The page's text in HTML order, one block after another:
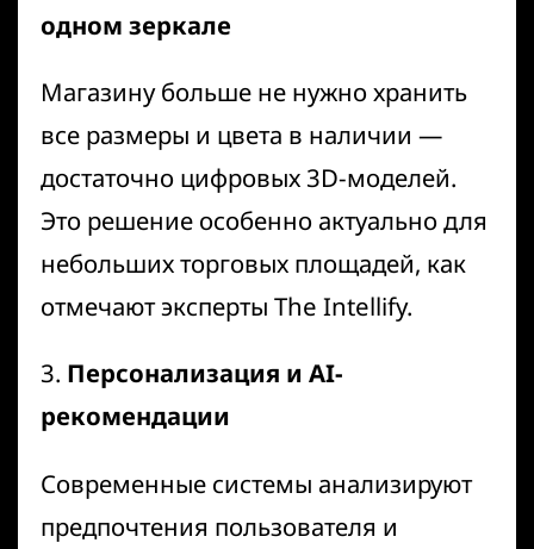
одном зеркале
Магазину больше не нужно хранить
все размеры и цвета в наличии —
достаточно цифровых 3D-моделей.
Это решение особенно актуально для
небольших торговых площадей, как
отмечают эксперты The Intellify.
3. Персонализация и AI-
рекомендации
Современные системы анализируют
предпочтения пользователя и